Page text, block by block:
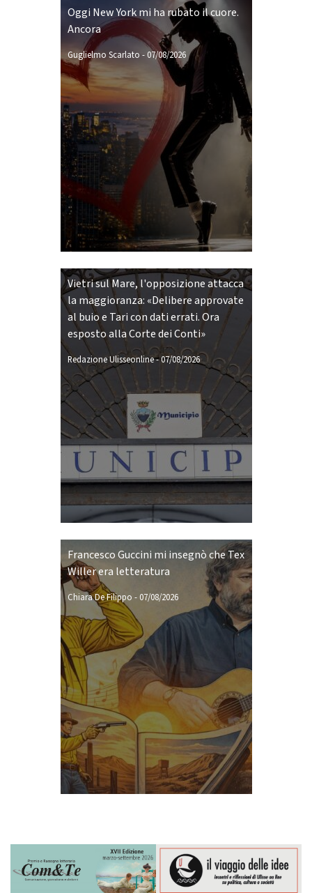
Oggi New York mi ha rubato il cuore.
Ancora
Guglielmo Scarlato -07/08/2026
Vietri sul Mare, l'opposizione attacca
la maggioranza: «Delibere approvate
al buio e Tari con dati errati. Ora
esposto alla Corte dei Conti»
Redazione Ulisseonline-07/08/2026
Francesco Guccini mi insegnò che Tex
Willer era letteratura
Chiara De Filippo -07/08/2026